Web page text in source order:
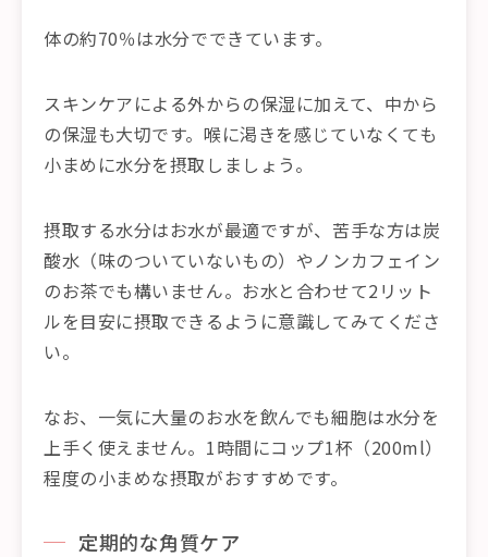
体の約70％は水分でできています。
スキンケアによる外からの保湿に加えて、中から
の保湿も大切です。喉に渇きを感じていなくても
小まめに水分を摂取しましょう。
摂取する水分はお水が最適ですが、苦手な方は炭
酸水（味のついていないもの）やノンカフェイン
のお茶でも構いません。お水と合わせて2リット
ルを目安に摂取できるように意識してみてくださ
い。
なお、一気に大量のお水を飲んでも細胞は水分を
上手く使えません。1時間にコップ1杯（200ml）
程度の小まめな摂取がおすすめです。
定期的な角質ケア